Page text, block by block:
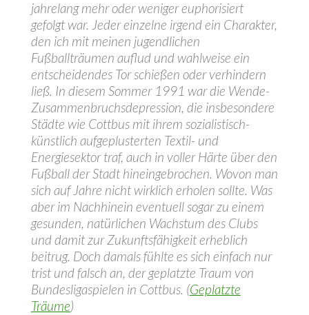
jahrelang mehr oder weniger euphorisiert
gefolgt war. Jeder einzelne irgend ein Charakter,
den ich mit meinen jugendlichen
Fußballträumen auflud und wahlweise ein
entscheidendes Tor schießen oder verhindern
ließ. In diesem Sommer 1991 war die Wende-
Zusammenbruchsdepression, die insbesondere
Städte wie Cottbus mit ihrem sozialistisch-
künstlich aufgeplusterten Textil- und
Energiesektor traf, auch in voller Härte über den
Fußball der Stadt hineingebrochen. Wovon man
sich auf Jahre nicht wirklich erholen sollte. Was
aber im Nachhinein eventuell sogar zu einem
gesunden, natürlichen Wachstum des Clubs
und damit zur Zukunftsfähigkeit erheblich
beitrug. Doch damals fühlte es sich einfach nur
trist und falsch an, der geplatzte Traum von
Bundesligaspielen in Cottbus. (Geplatzte
Träume)